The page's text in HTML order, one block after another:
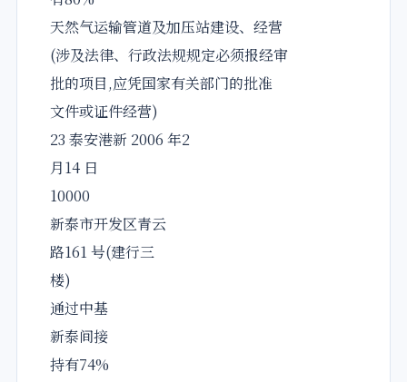
天然气运输管道及加压站建设、经营
(涉及法律、行政法规规定必须报经审
批的项目,应凭国家有关部门的批准
文件或证件经营)
23 泰安港新 2006 年2
月14 日
10000
新泰市开发区青云
路161 号(建行三
楼)
通过中基
新泰间接
持有74%